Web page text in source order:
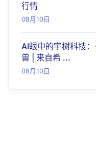
行情
08月10日
AI眼中的宇树科技
兽 | 来自希 ...
08月10日